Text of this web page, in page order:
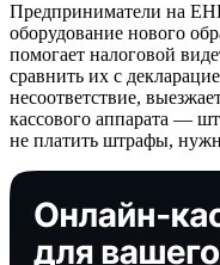
Предприниматели на
оборудование нового
помогает налоговой
сравнить их с
несоответствие,
кассового аппарата —
не платить штрафы,